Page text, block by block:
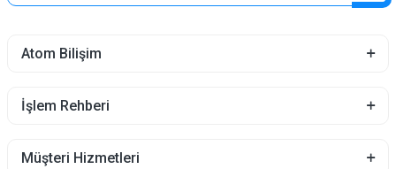
Atom Bilişim
İşlem Rehberi
Müşteri Hizmetleri